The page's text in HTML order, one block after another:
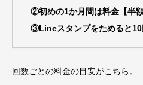
②初めの1か月間は料金【半額
③Lineスタンプをためると10
回数ごとの料金の目安がこちら。